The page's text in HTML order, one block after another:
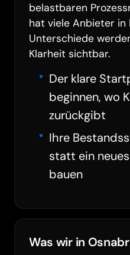
belastbaren
hat viele Anbieter in
Unterschiede
Klarheit sichtbar.
Der klare
beginnen, wo
zurückgibt
Ihre
statt ein
bauen
Was wir in